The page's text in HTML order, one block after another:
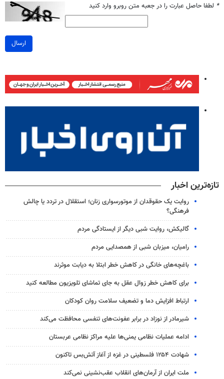
* لطفا حاصل عبارت را در جعبه متن روبرو وارد کنید
ارسال
تازه‌ترین اخبار
روایت یک حقوقدان از موتورسواری زنان؛ استقلال در تردد یا چالش
فرهنگی؟
گالیکش، روایت شبی دیگر از ایستادگی مردم
رامیان، میزبان شبی از همصدایی مردم
باغچه‌های خانگی در کاهش خطر ابتلا به دیابت موثرند
برای کاهش خطر زوال عقل به جای تماشای تلویزیون مطالعه کنید
ارتباط افزایش دما و تضعیف سلامت روان کودکان
شیرمادر از نوزاد در برابر عفونت‌های تنفسی محافظت می‌کند
ادامه عملیات نظامی یمنی‌ها علیه مراکز نظامی عربستان
شهادت ۱۲۵۴ فلسطینی در غزه از آغاز آتش‌بس تاکنون
ملت ایران از آرمان‌های انقلاب عقب‌نشینی نمی‌کند